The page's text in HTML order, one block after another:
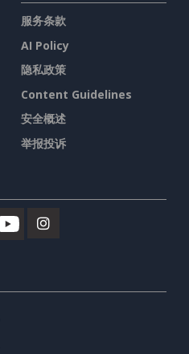
服务条款
AI Policy
隐私政策
Content Guidelines
安全概述
举报投诉